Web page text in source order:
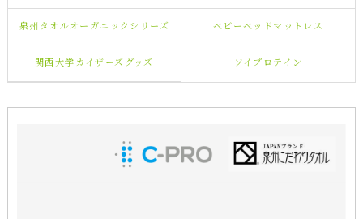
泉州タオルオーガニックシリーズ ベビーベッドマットレス
関西大学カイザーズグッズ ソイプロテイン